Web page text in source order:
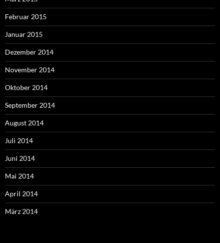
Februar 2015
Januar 2015
Dezember 2014
November 2014
Oktober 2014
September 2014
August 2014
Juli 2014
Juni 2014
Mai 2014
April 2014
März 2014